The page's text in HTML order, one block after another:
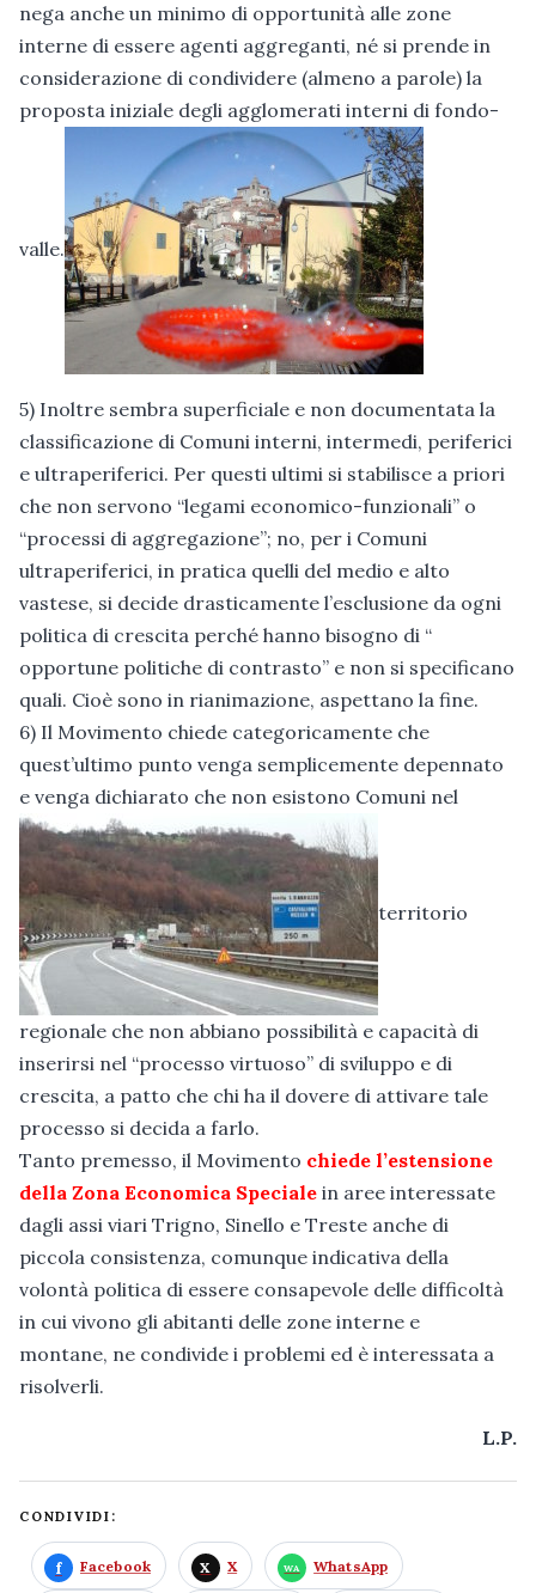
nega anche un minimo di opportunità alle zone
interne di essere agenti aggreganti, né si prende in
considerazione di condividere (almeno a parole) la
proposta iniziale degli agglomerati interni di fondo-
valle.
5) Inoltre sembra superficiale e non documentata la
classificazione di Comuni interni, intermedi, periferici
e ultraperiferici. Per questi ultimi si stabilisce a priori
che non servono “legami economico-funzionali” o
“processi di aggregazione”; no, per i Comuni
ultraperiferici, in pratica quelli del medio e alto
vastese, si decide drasticamente l’esclusione da ogni
politica di crescita perché hanno bisogno di “
opportune politiche di contrasto” e non si specificano
quali. Cioè sono in rianimazione, aspettano la fine.
6) Il Movimento chiede categoricamente che
quest’ultimo punto venga semplicemente depennato
e venga dichiarato che non esistono Comuni nel
territorio
regionale che non abbiano possibilità e capacità di
inserirsi nel “processo virtuoso” di sviluppo e di
crescita, a patto che chi ha il dovere di attivare tale
processo si decida a farlo.
Tanto premesso, il Movimento chiede l’estensione
della Zona Economica Speciale in aree interessate
dagli assi viari Trigno, Sinello e Treste anche di
piccola consistenza, comunque indicativa della
volontà politica di essere consapevole delle difficoltà
in cui vivono gli abitanti delle zone interne e
montane, ne condivide i problemi ed è interessata a
risolverli.
L.P.
CONDIVIDI:
Facebook X WhatsApp